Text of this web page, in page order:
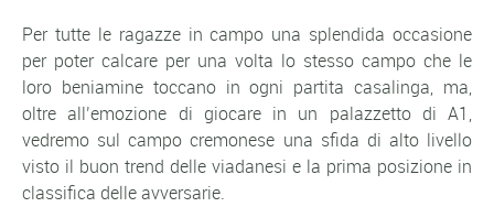
Per tutte le ragazze in campo una splendida occasione
per poter calcare per una volta lo stesso campo che le
loro beniamine toccano in ogni partita casalinga, ma,
oltre all’emozione di giocare in un palazzetto di A1,
vedremo sul campo cremonese una sfida di alto livello
visto il buon trend delle viadanesi e la prima posizione in
classifica delle avversarie.